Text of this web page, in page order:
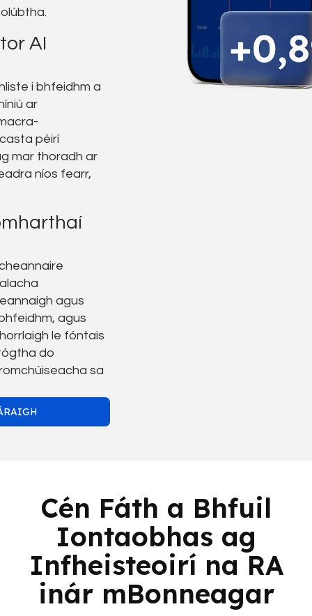
AI
i bhfeidhm a
ar
péirí
mar thoradh ar
níos fearr,
agus
agus
le fóntais
do
sa
Cén Fáth a Bhfuil
Iontaobhas ag
Infheisteoirí na RA
inár mBonneagar